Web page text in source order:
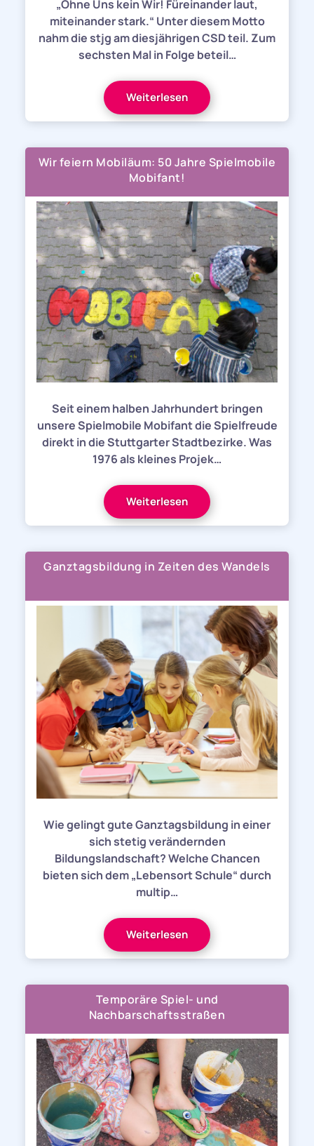
„Ohne Uns kein Wir! Füreinander laut,
miteinander stark.“ Unter diesem Motto
nahm die stjg am diesjährigen CSD teil. Zum
sechsten Mal in Folge beteil…
Weiterlesen
Wir feiern Mobiläum: 50 Jahre Spielmobile
Mobifant!
Seit einem halben Jahrhundert bringen
unsere Spielmobile Mobifant die Spielfreude
direkt in die Stuttgarter Stadtbezirke. Was
1976 als kleines Projek…
Weiterlesen
Ganztagsbildung in Zeiten des Wandels
Wie gelingt gute Ganztagsbildung in einer
sich stetig verändernden
Bildungslandschaft? Welche Chancen
bieten sich dem „Lebensort Schule“ durch
multip…
Weiterlesen
Temporäre Spiel- und
Nachbarschaftsstraßen